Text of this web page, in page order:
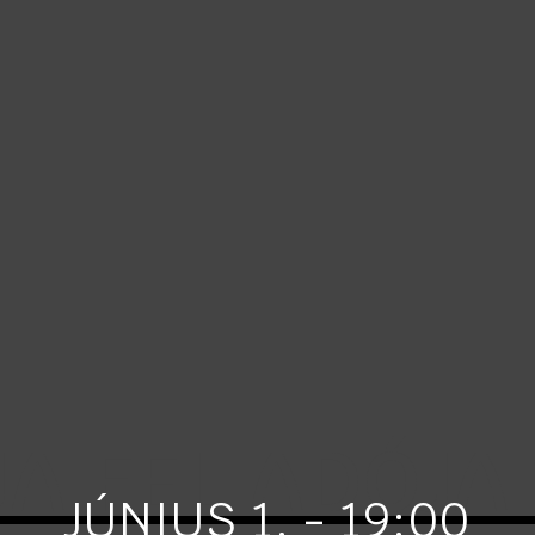
FEL ADÓJA
JÚNIUS 1. - 19:00